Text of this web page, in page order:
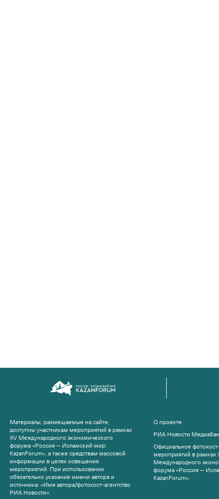
Материалы, размещаемые на сайте,
доступны участникам мероприятий в рамках
XV Международного экономического
форума «Россия — Исламский мир:
KazanForum», а также средствам массовой
информации в целях освещения
мероприятий. При использовании
обязательно указание имени автора и
источника: «Имя автора/фотохост-агентство
РИА Новости».
О проекте
РИА Новости
Официальное
мероприятий в рамках
Международного
форума «Россия —
KazanForum».